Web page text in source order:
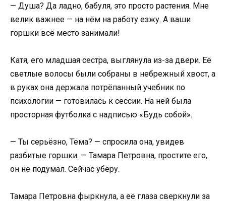
— Душа? Да ладно, бабуля, это просто растения. Мне
велик важнее — на нём на работу езжу. А ваши
горшки всё место занимали!
Катя, его младшая сестра, выглянула из-за двери. Её
светлые волосы были собраны в небрежный хвост, а
в руках она держала потрёпанный учебник по
психологии — готовилась к сессии. На ней была
просторная футболка с надписью «Будь собой».
— Ты серьёзно, Тёма? — спросила она, увидев
разбитые горшки. — Тамара Петровна, простите его,
он не подумал. Сейчас уберу.
Тамара Петровна фыркнула, а её глаза сверкнули за